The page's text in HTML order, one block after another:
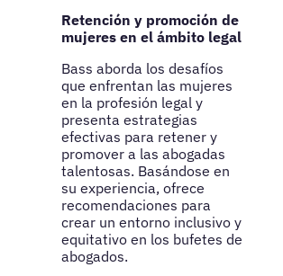
Retención y promoción de
mujeres en el ámbito legal
Bass aborda los desafíos
que enfrentan las mujeres
en la profesión legal y
presenta estrategias
efectivas para retener y
promover a las abogadas
talentosas. Basándose en
su experiencia, ofrece
recomendaciones para
crear un entorno inclusivo y
equitativo en los bufetes de
abogados.